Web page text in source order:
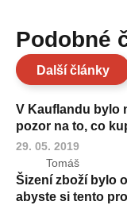
Podobné
Další články
V Kauflandu bylo
pozor na to, co
29. 05. 2019
Tomáš
Šizení zboží bylo
abyste si tento